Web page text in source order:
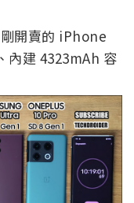
開賣的 iPhone
內建 4323mAh 容